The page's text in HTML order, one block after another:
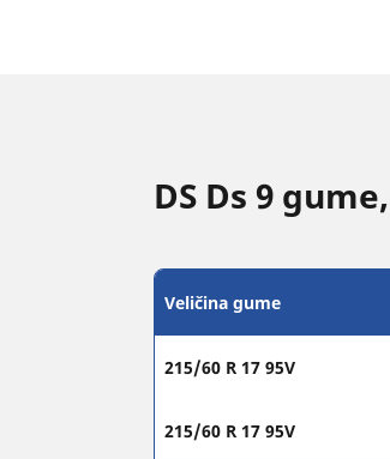
DS Ds 9
Veličina gume
215/60 R 17 95V
215/60 R 17 95V